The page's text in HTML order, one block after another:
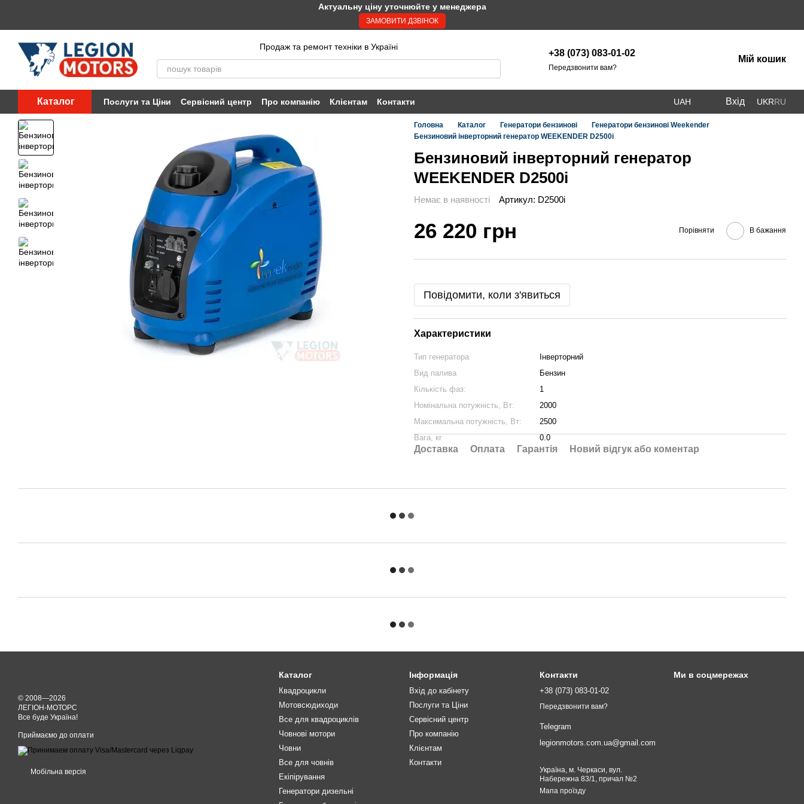
Актуальну ціну уточнюйте у менеджера
ЗАМОВИТИ ДЗВІНОК
Продаж та ремонт техніки в Україні
+38 (073) 083-01-02
Передзвонити вам?
Мій кошик
Каталог Послуги та Ціни Сервісний центр Про компанію Клієнтам Контакти UAH Вхід UKRRU
Головна Каталог Генератори бензинові
Генератори бензинові Weekender
Бензиновий інверторний генератор WEEKENDER D2500i
Бензиновий інверторний генератор
WEEKENDER D2500i
Немає в наявності Артикул: D2500i
26 220 грн Порівняти В бажання
Повідомити, коли з'явиться
Характеристики
Тип генератора
Інверторний
Вид палива
Бензин
Кількість фаз:
1
Номінальна потужність, Вт:
2000
Максимальна потужність, Вт:
2500
Вага, кг
0.0
Доставка Оплата Гарантія Новий відгук або коментар
© 2008—2026
ЛЕГІОН-МОТОРС
Все буде Україна!
Приймаємо до оплати
Мобільна версія
Каталог
Квадроцикли
Мотовсюдиходи
Все для квадроциклів
Човнові мотори
Човни
Все для човнів
Екіпірування
Генератори дизельні
Інформація
Вхід до кабінету
Послуги та Ціни
Сервісний центр
Про компанію
Клієнтам
Контакти
Контакти
+38 (073) 083-01-02
Передзвонити вам?
Telegram
legionmotors.com.ua@gmail.com
Україна, м. Черкаси, вул.
Набережна 83/1, причал №2
Мапа проїзду
Ми в соцмережах